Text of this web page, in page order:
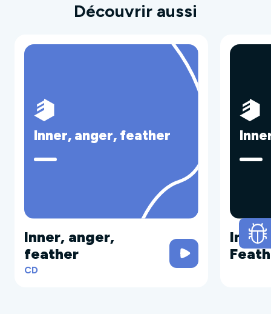
Découvrir aussi
Inner, anger, feather
Inner, anger,
feather
CD
Inner